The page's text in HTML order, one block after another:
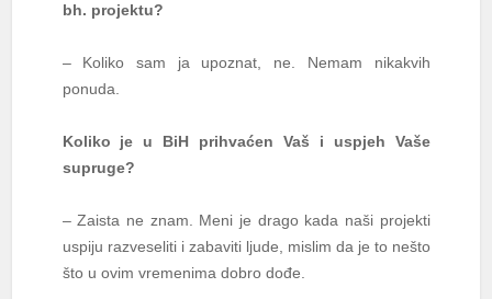
bh. projektu?
– Koliko sam ja upoznat, ne. Nemam nikakvih
ponuda.
Koliko je u BiH prihvaćen Vaš i uspjeh Vaše
supruge?
– Zaista ne znam. Meni je drago kada naši projekti
uspiju razveseliti i zabaviti ljude, mislim da je to nešto
što u ovim vremenima dobro dođe.